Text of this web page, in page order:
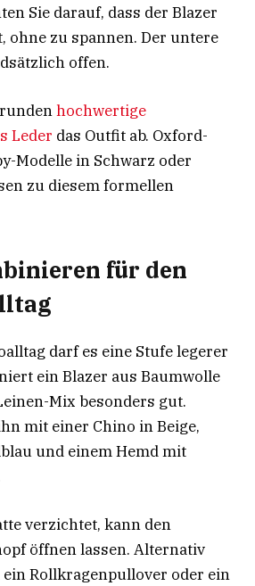
Sie darauf, dass der Blazer
ohne zu spannen. Der untere
offen.
hochwertige
Leder das Outfit ab. Oxford-
Modelle in Schwarz oder
zu diesem formellen
für den
darf es eine Stufe legerer
ein Blazer aus Baumwolle
Mix besonders gut.
mit einer Chino in Beige,
und einem Hemd mit
verzichtet, kann den
öffnen lassen. Alternativ
Rollkragenpullover oder ein